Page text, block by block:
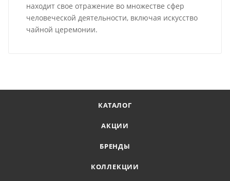
находит свое отражение во множестве сфер
человеческой деятельности, включая искусство
чайной церемонии.
КАТАЛОГ
АКЦИИ
БРЕНДЫ
КОЛЛЕКЦИИ